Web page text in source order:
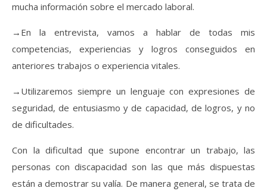
mucha información sobre el mercado laboral.
→En la entrevista, vamos a hablar de todas mis
competencias, experiencias y logros conseguidos en
anteriores trabajos o experiencia vitales.
→Utilizaremos siempre un lenguaje con expresiones de
seguridad, de entusiasmo y de capacidad, de logros, y no
de dificultades.
Con la dificultad que supone encontrar un trabajo, las
personas con discapacidad son las que más dispuestas
están a demostrar su valía. De manera general, se trata de